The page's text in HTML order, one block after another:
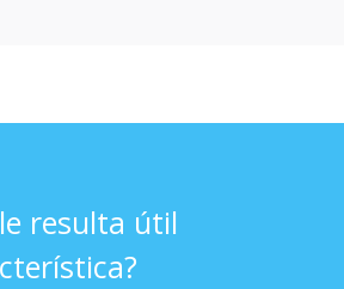
resulta útil